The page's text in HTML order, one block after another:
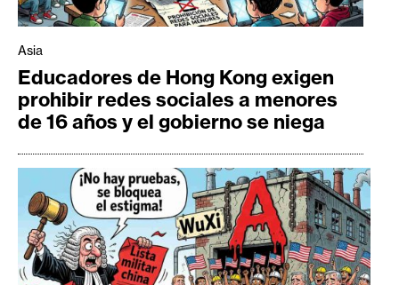
Asia
Educadores de Hong Kong exigen
prohibir redes sociales a menores
de 16 años y el gobierno se niega